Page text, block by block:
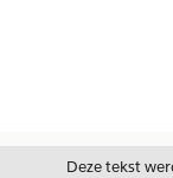
Deze tekst